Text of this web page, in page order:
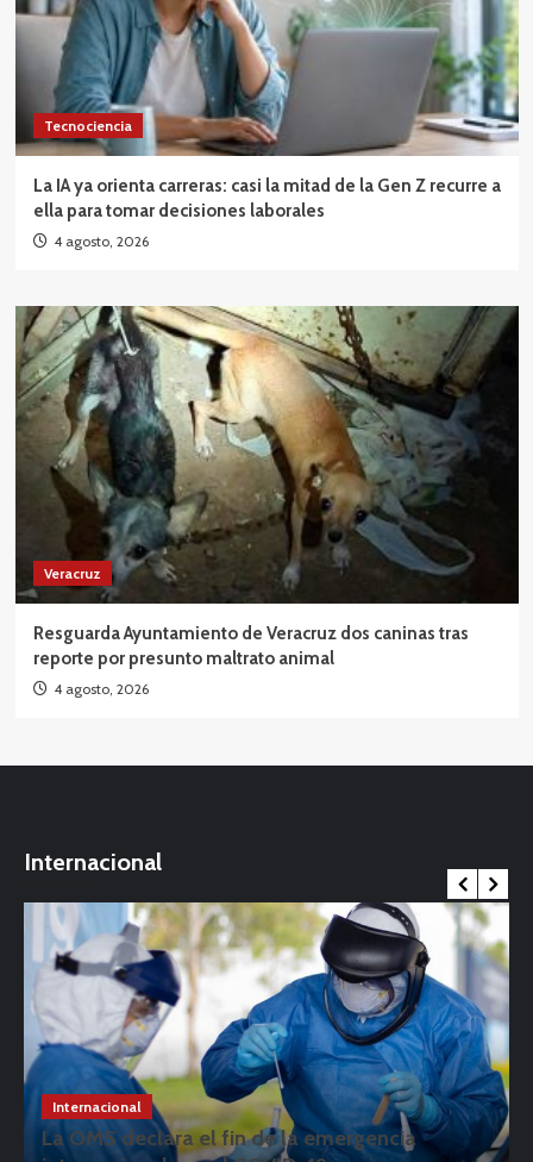
Tecnociencia
La IA ya orienta carreras: casi la mitad de la Gen Z recurre a
ella para tomar decisiones laborales
4 agosto, 2026
Veracruz
Resguarda Ayuntamiento de Veracruz dos caninas tras
reporte por presunto maltrato animal
4 agosto, 2026
Internacional
Internacional
La OMS declara el fin de la emergencia